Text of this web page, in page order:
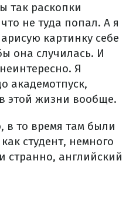
так раскопки
не туда попал. А я
картинку себе
она случилась. И
Я
академотпуск,
этой жизни вообще.
в то время там были
студент, немного
странно, английский